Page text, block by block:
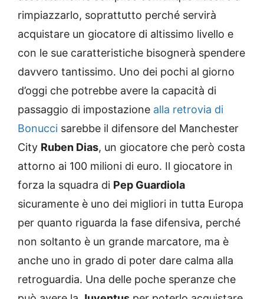
rimpiazzarlo, soprattutto perché servirà
acquistare un giocatore di altissimo livello e
con le sue caratteristiche bisognerà spendere
davvero tantissimo. Uno dei pochi al giorno
d’oggi che potrebbe avere la capacità di
passaggio di impostazione alla retrovia di
Bonucci sarebbe il difensore del Manchester
City Ruben Dias, un giocatore che però costa
attorno ai 100 milioni di euro. Il giocatore in
forza la squadra di Pep Guardiola
sicuramente è uno dei migliori in tutta Europa
per quanto riguarda la fase difensiva, perché
non soltanto è un grande marcatore, ma è
anche uno in grado di poter dare calma alla
retroguardia. Una delle poche speranze che